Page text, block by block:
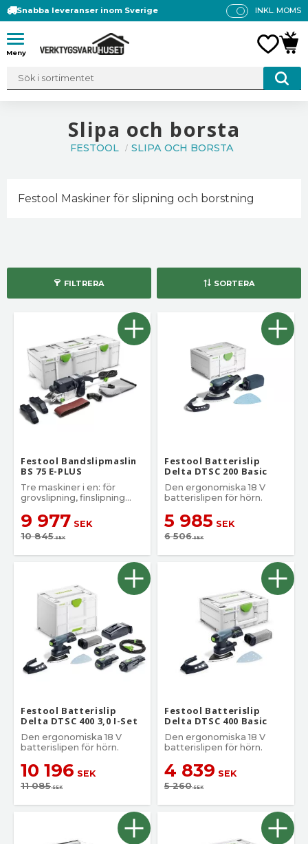
Meny
Snabba leveranser inom Sverige
P
V
A
S
INKL. MOMS
Slipa och borsta
FESTOOL SLIPA OCH BORSTA
Festool Maskiner för slipning och borstning
FILTRERA SORTERA
Festool Bandslipmaslin
BS 75 E-PLUS
Tre maskiner i en: för
grovslipning, finslipning
9 977 SEK
10 845SEK
Festool Batterislip
Delta DTSC 200 Basic
Den ergonomiska 18 V
batterislipen för hörn.
5 985 SEK
6 506SEK
Festool Batterislip
Delta DTSC 400 3,0 I-Set
Den ergonomiska 18 V
batterislipen för hörn.
10 196 SEK
11 085SEK
Festool Batterislip
Delta DTSC 400 Basic
Den ergonomiska 18 V
batterislipen för hörn.
4 839 SEK
5 260SEK